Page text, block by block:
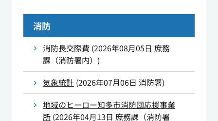
消防
消防長交際費 (2026年08月05日 庶務
課（消防署内） )
気象統計(2026年07月06日 消防署)
地域のヒーロー知多市消防団応援事業
所(2026年04月13日 庶務課（消防署